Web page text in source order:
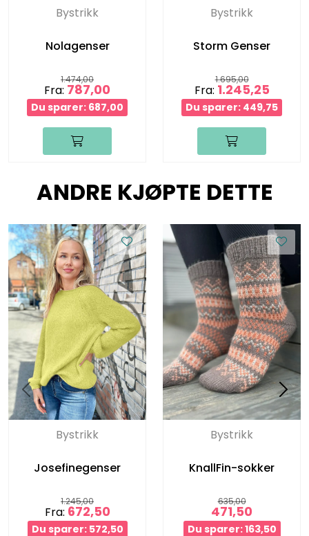
Bystrikk
Nolagenser
1.474,00
Fra: 787,00
Du sparer: 687,00
Bystrikk
Storm Genser
1.695,00
Fra: 1.245,25
Du sparer: 449,75
ANDRE KJØPTE DETTE
Bystrikk
Josefinegenser
1.245,00
Fra: 672,50
Du sparer: 572,50
Bystrikk
KnallFin-sokker
635,00
471,50
Du sparer: 163,50